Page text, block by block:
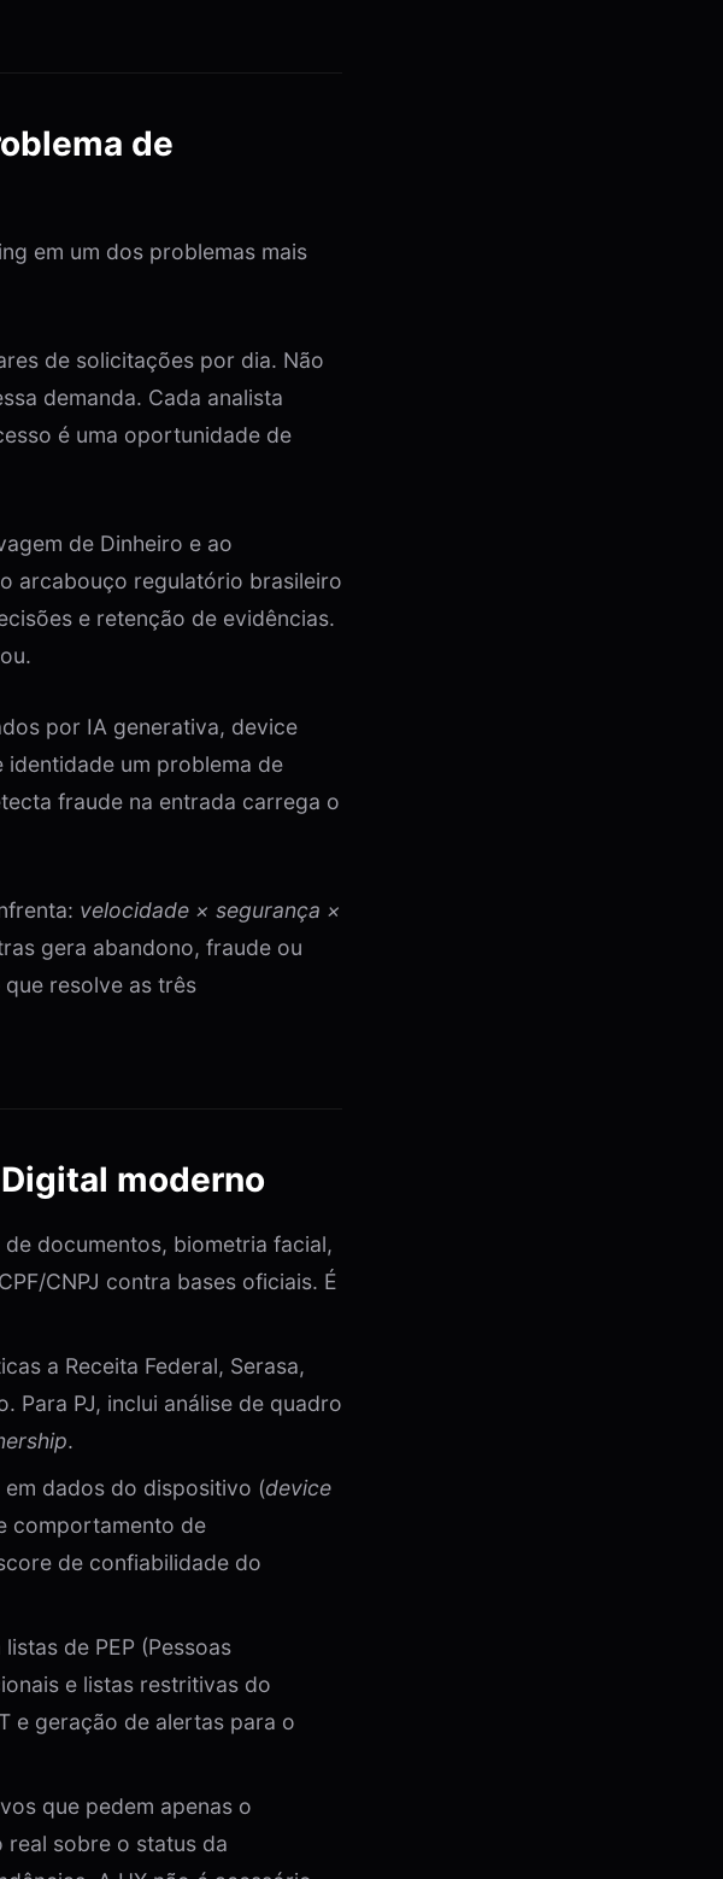
de
em um dos problemas mais
de solicitações por dia. Não
demanda. Cada analista
é uma oportunidade de
de Dinheiro e ao
arcabouço regulatório brasileiro
e retenção de evidências.
por IA generativa, device
um problema de
fraude na entrada carrega o
velocidade × segurança ×
gera abandono, fraude ou
resolve as três
moderno
documentos, biometria facial,
CNPJ contra bases oficiais. É
a Receita Federal, Serasa,
Para PJ, inclui análise de quadro
.
dados do dispositivo (device
comportamento de
de confiabilidade do
de PEP (Pessoas
e listas restritivas do
e geração de alertas para o
que pedem apenas o
real sobre o status da